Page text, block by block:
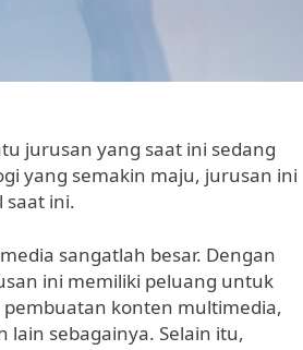
jurusan yang saat ini sedang
yang semakin maju, jurusan ini
saat ini.
sangatlah besar. Dengan
ini memiliki peluang untuk
konten multimedia,
lain sebagainya. Selain itu,